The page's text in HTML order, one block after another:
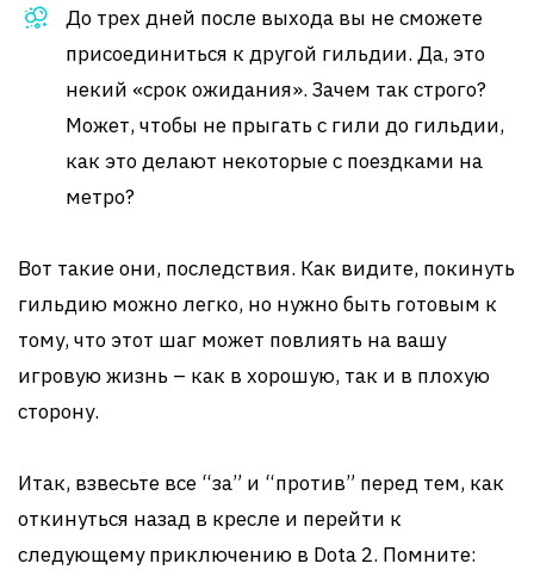
До трех дней после выхода вы не сможете
присоединиться к другой гильдии. Да, это
некий «срок ожидания». Зачем так строго?
Может, чтобы не прыгать с гили до гильдии,
как это делают некоторые с поездками на
метро?
Вот такие они, последствия. Как видите, покинуть
гильдию можно легко, но нужно быть готовым к
тому, что этот шаг может повлиять на вашу
игровую жизнь – как в хорошую, так и в плохую
сторону.
Итак, взвесьте все “за” и “против” перед тем, как
откинуться назад в кресле и перейти к
следующему приключению в Dota 2. Помните: